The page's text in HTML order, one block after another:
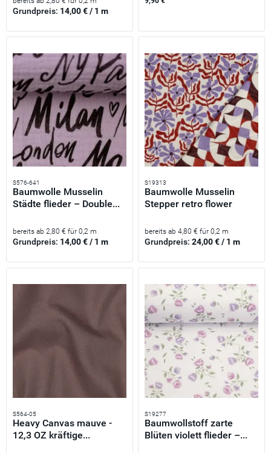
Grundpreis: 14,00 € / 1 m
S576-641
Baumwolle Musselin
Städte flieder – Double...
bereits ab 2,80 € für 0,2 m
Grundpreis: 14,00 € / 1 m
S19313
Baumwolle Musselin
Stepper retro flower
bereits ab 4,80 € für 0,2 m
Grundpreis:24,00 € / 1 m
S564-05
Heavy Canvas mauve -
12,3 OZ kräftige...
S19277
Baumwollstoff zarte
Blüten violett flieder –...